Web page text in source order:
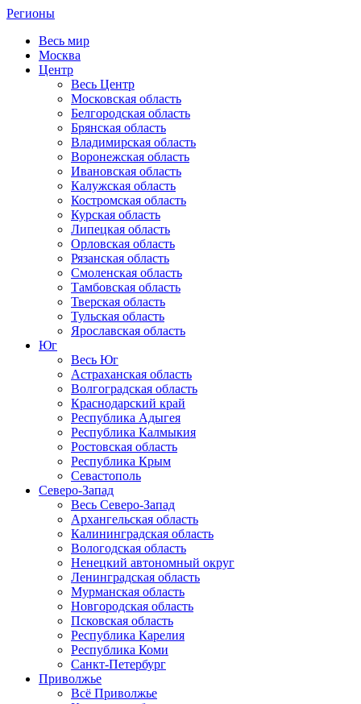
Регионы
Весь мир
Москва
Центр
Весь Центр
Московская область
Белгородская область
Брянская область
Владимирская область
Воронежская область
Ивановская область
Калужская область
Костромская область
Курская область
Липецкая область
Орловская область
Рязанская область
Смоленская область
Тамбовская область
Тверская область
Тульская область
Ярославская область
Юг
Весь Юг
Астраханская область
Волгоградская область
Краснодарский край
Республика Адыгея
Республика Калмыкия
Ростовская область
Республика Крым
Севастополь
Северо-Запад
Весь Северо-Запад
Архангельская область
Калининградская область
Вологодская область
Ненецкий автономный округ
Ленинградская область
Мурманская область
Новгородская область
Псковская область
Республика Карелия
Республика Коми
Санкт-Петербург
Приволжье
Всё Приволжье